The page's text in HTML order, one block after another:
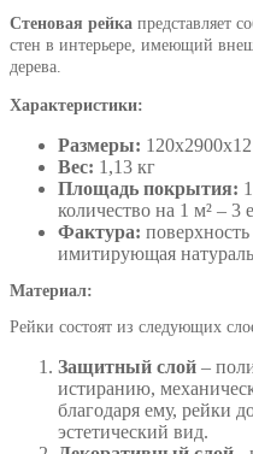
Стеновая рейка представляет
стен в интерьере, имеющий
дерева.
Характеристики:
Размеры:
Вес: 1,13 кг
Площадь покрытия:
количество на 1 м² – 3
Фактура:
имитирующая
Материал:
Рейки состоят из следующих
Защитный слой –
истиранию,
благодаря ему, рейки
эстетический вид.